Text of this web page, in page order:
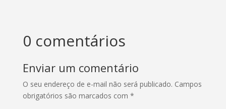
0 comentários
Enviar um comentário
O seu endereço de e-mail não será publicado. Campos
obrigatórios são marcados com *